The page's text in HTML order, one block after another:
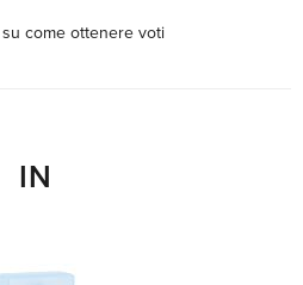
come ottenere voti
IN